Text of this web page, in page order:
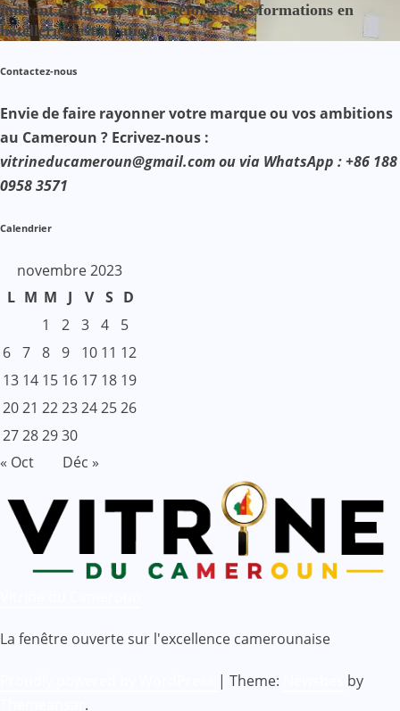
militent en faveur d’une réforme des formations en
hôtellerie-restauration
Contactez-nous
Envie de faire rayonner votre marque ou vos ambitions
au Cameroun ? Ecrivez-nous :
vitrineducameroun@gmail.com ou via WhatsApp : +86 188
0958 3571
Calendrier
novembre 2023
L M M J V S D
1
2 3 4
5
6 7 8 9 10 11 12
13 14 15 16 17 18 19
2021 2223242526
27282930
« Oct
Déc »
La fenêtre ouverte sur l'excellence camerounaise
| Theme:
by
.